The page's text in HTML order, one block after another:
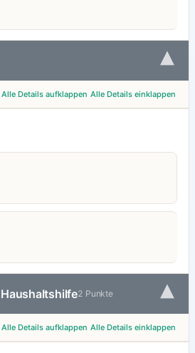
▾
Alle Details aufklappen Alle Details einklappen
2 Punkte ▾
Alle Details aufklappen Alle Details einklappen